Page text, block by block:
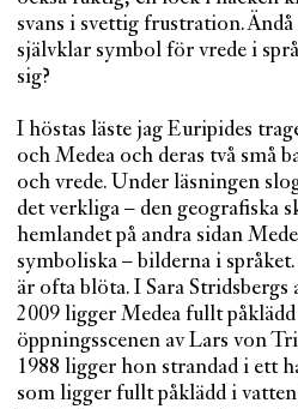
svans i svettig frustration.
självklar symbol för vrede i
sig?
I höstas läste jag Euripides
och Medea och deras två små
och vrede. Under läsningen
det verkliga – den geografiska
hemlandet på andra sidan
symboliska – bilderna i
är ofta blöta. I Sara
2009 ligger Medea fullt
öppningsscenen av Lars von
1988 ligger hon strandad i ett
som ligger fullt påklädd i